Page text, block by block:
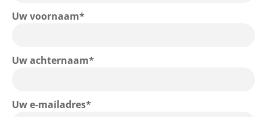
Uw voornaam*
Uw achternaam*
Uw e-mailadres*